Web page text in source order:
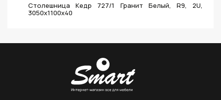
Столешница Кедр 727/1 Гранит Белый, R9, 2U,
3050х1100х40